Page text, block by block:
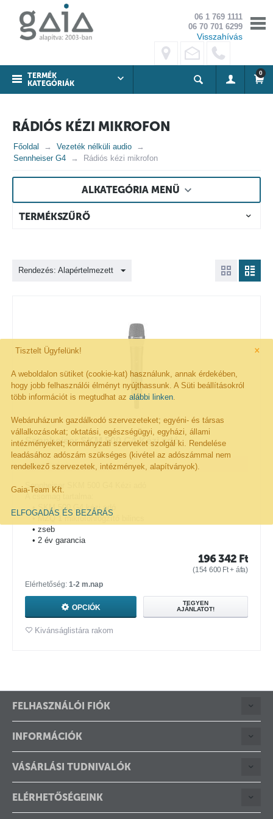
×
Tisztelt Ügyfelünk!
A weboldalon sütiket (cookie-kat) használunk, annak érdekében,
hogy jobb felhasználói élményt nyújthassunk. A Süti beállításokról
több információt is megtudhat az alábbi linken.
Webáruházunk gazdálkodó szervezeteket; egyéni- és társas
vállalkozásokat; oktatási, egészségügyi, egyházi, állami
intézményeket; kormányzati szerveket szolgál ki. Rendelése
leadásához adószám szükséges (kivétel az adószámmal nem
rendelkező szervezetek, intézmények, alapítványok).
Gaia-Team Kft.
ELFOGADÁS ÉS BEZÁRÁS
06 1 769 1111
06 70 701 6299
Visszahívás
TERMÉK
KATEGÓRIÁK
0
RÁDIÓS KÉZI MIKROFON
Főoldal
Vezeték nélküli audio
Sennheiser G4
Rádiós kézi mikrofon
ALKATEGÓRIA MENÜ
TERMÉKSZŰRŐ
Rendezés: Alapértelmezett
Sennheiser SKM 500 G4 Kézi adó
Sennheiser SKM 500 G4 Kézi adó
• SKM 500 G4 kézi adó
• MZQ 1 mikrofonrögzítő bilincs
• zseb
• 2 év garancia
196 342 Ft
(154 600 Ft+ áfa)
Elérhetőség: 1-2 m.nap
OPCIÓK
TEGYEN
AJÁNLATOT!
Kivánságlistára rakom
FELHASZNÁLÓI FIÓK
INFORMÁCIÓK
VÁSÁRLÁSI TUDNIVALÓK
ELÉRHETŐSÉGEINK